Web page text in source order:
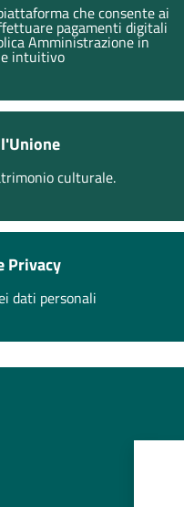
che consente ai
pagamenti digitali
Amministrazione in
e intuitivo
culturale.
Privacy
dati personali